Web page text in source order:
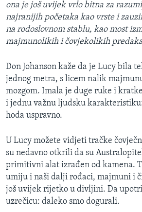
ona je još uvijek vrlo bitna za
najranijih početaka kao vrste i
na rodoslovnom stablu, kao most
majmunolikih i čovjekolikih
Don Johanson kaže da je Lucy bila
jednog metra, s licem nalik
mozgom. Imala je duge ruke i
i jednu važnu ljudsku
hoda uspravno.
U Lucy možete vidjeti tračke
su nedavno otkrili da su
primitivni alat izrađen od kamena.
umiju i naši dalji rođaci, majmuni i
još uvijek rijetko u divljini. Da
uzrečicu: daleko smo dogurali.